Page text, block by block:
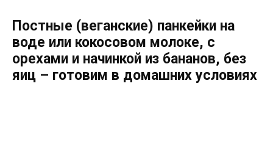
Постные (веганские) панкейки на
воде или кокосовом молоке, с
орехами и начинкой из бананов, без
яиц – готовим в домашних условиях